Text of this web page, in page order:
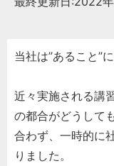
当社は”あること”
近々実施される講
の都合がどうして
合わず、一時的に
りました。